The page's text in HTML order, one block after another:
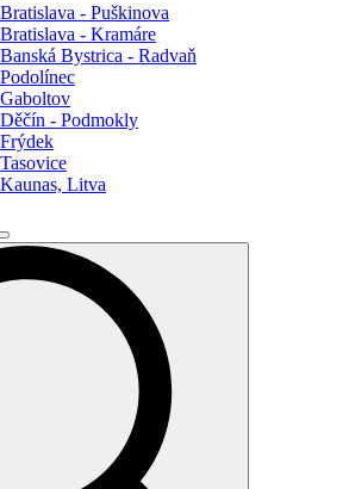
- Puškinova
- Kramáre
Bystrica - Radvaň
- Podmokly
Litva
Search